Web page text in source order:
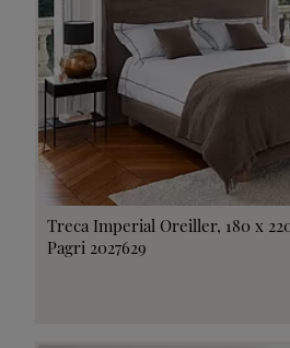
Treca Imperial Oreiller, 180 x
Pagri 2027629